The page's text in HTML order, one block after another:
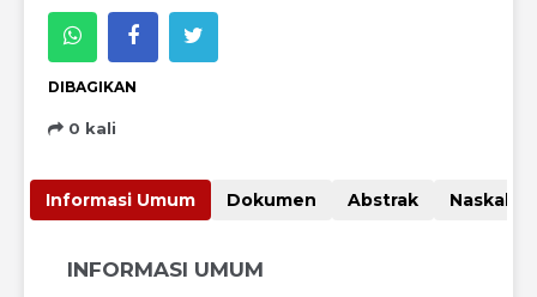
DIBAGIKAN
0 kali
Informasi Umum Dokumen Abstrak
INFORMASI UMUM